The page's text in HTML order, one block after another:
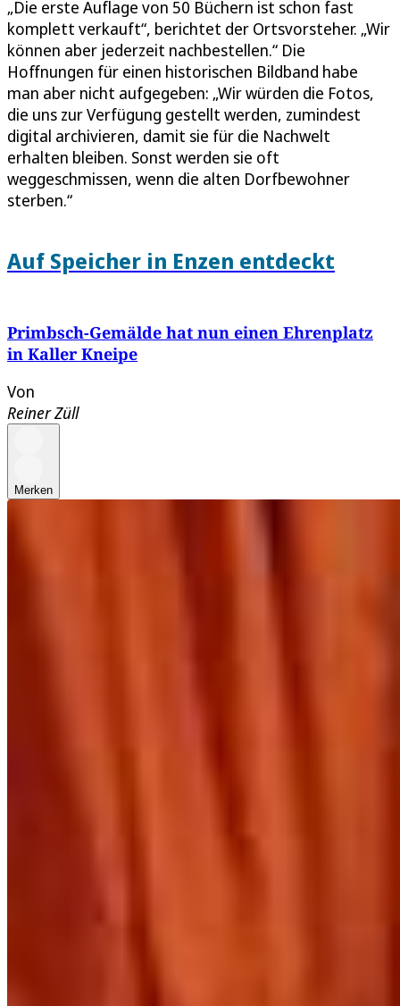
„Die erste Auflage von 50 Büchern ist schon fast
komplett verkauft“, berichtet der Ortsvorsteher. „Wir
können aber jederzeit nachbestellen.“ Die
Hoffnungen für einen historischen Bildband habe
man aber nicht aufgegeben: „Wir würden die Fotos,
die uns zur Verfügung gestellt werden, zumindest
digital archivieren, damit sie für die Nachwelt
erhalten bleiben. Sonst werden sie oft
weggeschmissen, wenn die alten Dorfbewohner
sterben.“
Auf Speicher in Enzen entdeckt
Primbsch-Gemälde hat nun einen Ehrenplatz
in Kaller Kneipe
Von
Reiner Züll
Merken